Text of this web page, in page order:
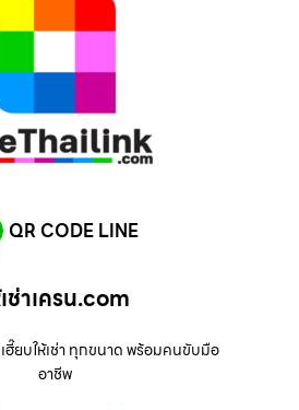
QR CODE LINE
ช่าเครน.com
ฮี๊ยบให้เช่า ทุกขนาด พร้อมคนขับมือ
อาชีพ